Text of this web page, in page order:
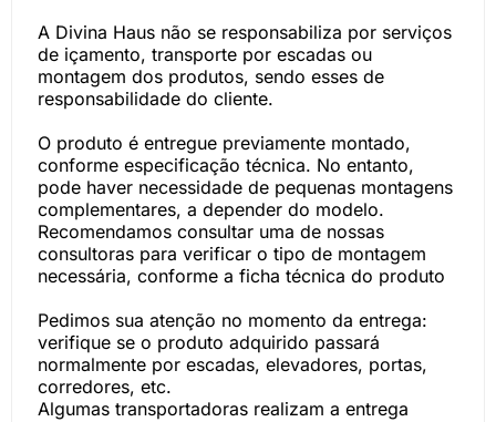
A Divina Haus não se responsabiliza por serviços
de içamento, transporte por escadas ou
montagem dos produtos, sendo esses de
responsabilidade do cliente.
O produto é entregue previamente montado,
conforme especificação técnica. No entanto,
pode haver necessidade de pequenas montagens
complementares, a depender do modelo.
Recomendamos consultar uma de nossas
consultoras para verificar o tipo de montagem
necessária, conforme a ficha técnica do produto
Pedimos sua atenção no momento da entrega:
verifique se o produto adquirido passará
normalmente por escadas, elevadores, portas,
corredores, etc.
Algumas transportadoras realizam a entrega